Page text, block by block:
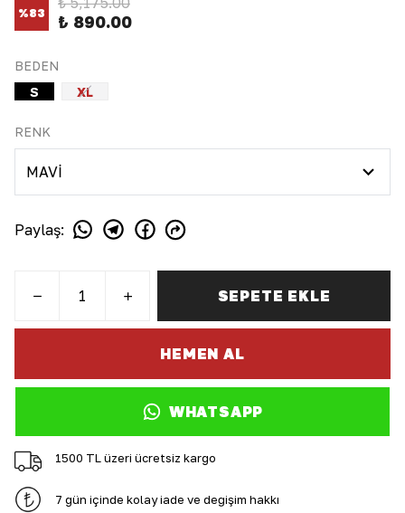
%83 ₺ 890.00
BEDEN
S
XL
RENK
Paylaş:
SEPETE EKLE
HEMEN AL
WHATSAPP
1500 TL üzeri ücretsiz kargo
7 gün içinde kolay iade ve değişim hakkı